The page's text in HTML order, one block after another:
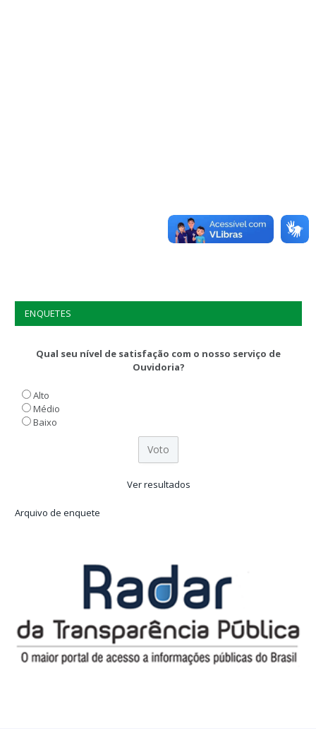
ENQUETES
Qual seu nível de satisfação com o nosso serviço de
Ouvidoria?
Alto
Médio
Baixo
Ver resultados
Arquivo de enquete